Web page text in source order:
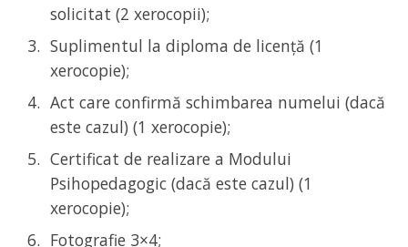
solicitat (2 xerocopii);
Suplimentul la diploma de licență (1
xerocopie);
Act care confirmă schimbarea numelui (dacă
este cazul) (1 xerocopie);
Certificat de realizare a Modului
Psihopedagogic (dacă este cazul) (1
xerocopie);
Fotografie 3×4;